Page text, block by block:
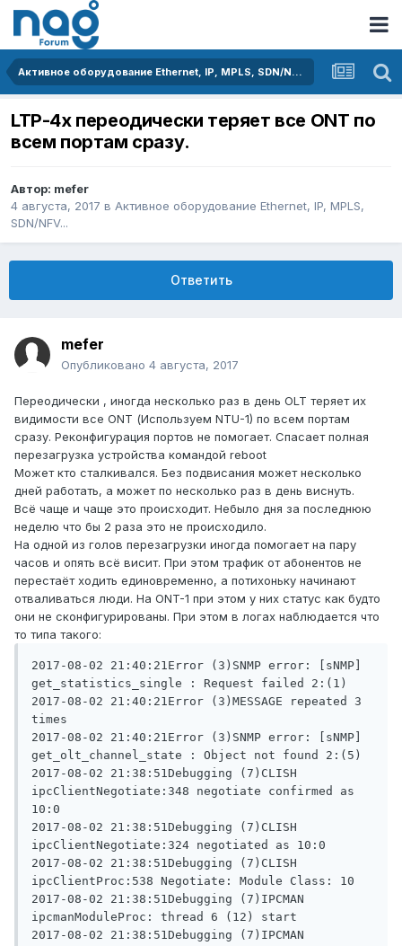
Активное оборудование Ethernet, IP, MPLS, SDN/NFV...
LTP-4x переодически теряет все ONT по
всем портам сразу.
Автор: mefer
4 августа, 2017 в Активное оборудование Ethernet, IP, MPLS,
SDN/NFV...
Ответить
mefer
Опубликовано 4 августа, 2017
Переодически , иногда несколько раз в день OLT теряет их
видимости все ONT (Используем NTU-1) по всем портам
сразу. Реконфигурация портов не помогает. Спасает полная
перезагрузка устройства командой reboot
Может кто сталкивался. Без подвисания может несколько
дней работать, а может по несколько раз в день виснуть.
Всё чаще и чаще это происходит. Небыло дня за последнюю
неделю что бы 2 раза это не происходило.
На одной из голов перезагрузки иногда помогает на пару
часов и опять всё висит. При этом трафик от абонентов не
перестаёт ходить единовременно, а потихоньку начинают
отваливаться люди. На ONT-1 при этом у них статус как будто
они не сконфигурированы. При этом в логах наблюдается что
то типа такого:
2017-08-02 21:40:21Error (3)SNMP error: [sNMP]
get_statistics_single : Request failed 2:(1)
2017-08-02 21:40:21Error (3)MESSAGE repeated 3
times
2017-08-02 21:40:21Error (3)SNMP error: [sNMP]
get_olt_channel_state : Object not found 2:(5)
2017-08-02 21:38:51Debugging (7)CLISH
ipcClientNegotiate:348 negotiate confirmed as
10:0
2017-08-02 21:38:51Debugging (7)CLISH
ipcClientNegotiate:324 negotiated as 10:0
2017-08-02 21:38:51Debugging (7)CLISH
ipcClientProc:538 Negotiate: Module Class: 10
2017-08-02 21:38:51Debugging (7)IPCMAN
ipcmanModuleProc: thread 6 (12) start
2017-08-02 21:38:51Debugging (7)IPCMAN